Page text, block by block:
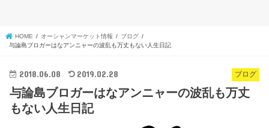
HOME オーシャンマーケット情報
ブログ
与論島ブロガーはなアンニャーの波乱も万丈もない人生日記
ブログ
2018.06.08 2019.02.28
与論島ブロガーはなアンニャーの波乱も万丈
もない人生日記